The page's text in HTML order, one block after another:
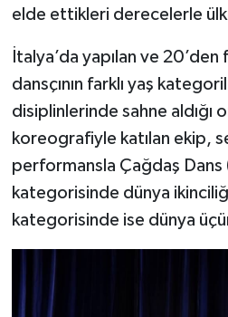
elde ettikleri derecelerle
İtalya’da yapılan ve
dansçının farklı yaş
disiplinlerinde sahne aldığı
koreografiyle katılan ekip,
performansla Çağdaş
kategorisinde dünya
kategorisinde ise dünya